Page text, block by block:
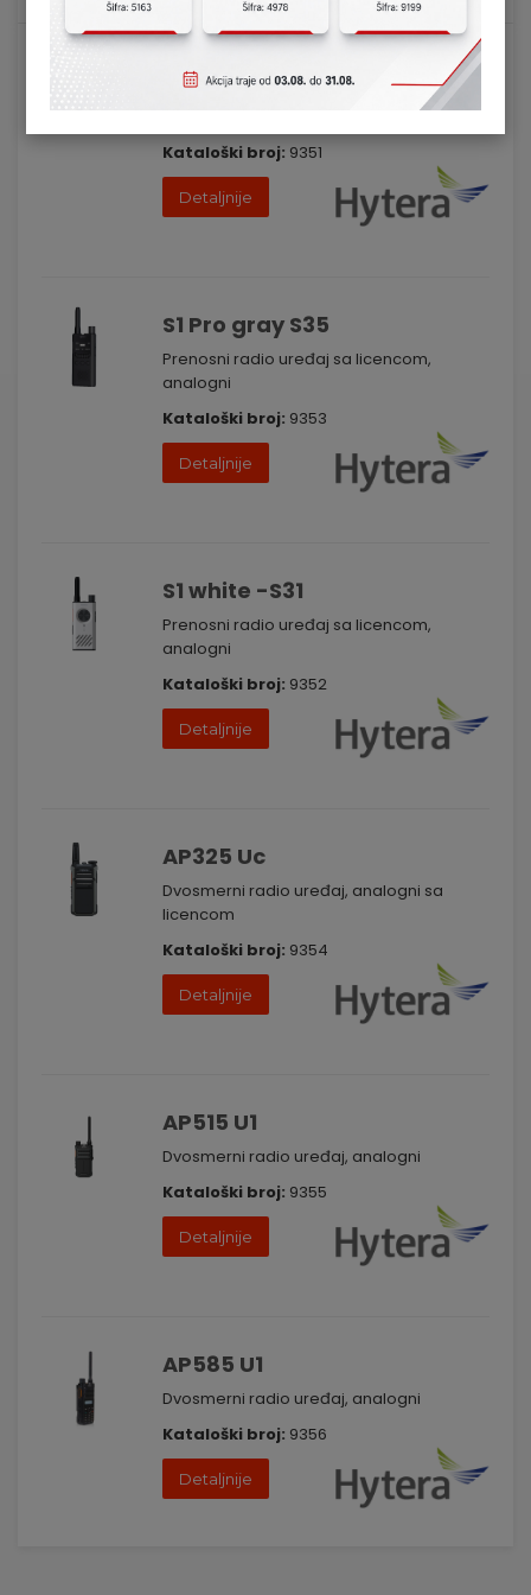
Prenosni radio uređaj sa licencom,
Kataloški broj: 9351
Detaljnije
S1 Pro gray S35
Prenosni radio uređaj sa licencom,
analogni
Kataloški broj: 9353
Detaljnije
S1 white -S31
Prenosni radio uređaj sa licencom,
analogni
Kataloški broj: 9352
Detaljnije
AP325 Uc
Dvosmerni radio uređaj, analogni sa
licencom
Kataloški broj: 9354
Detaljnije
AP515 U1
Dvosmerni radio uređaj, analogni
Kataloški broj: 9355
Detaljnije
AP585 U1
Dvosmerni radio uređaj, analogni
Kataloški broj: 9356
Detaljnije